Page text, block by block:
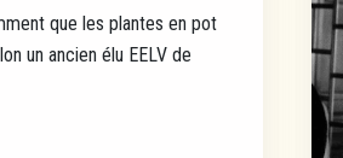
que les plantes en pot
un ancien élu EELV de